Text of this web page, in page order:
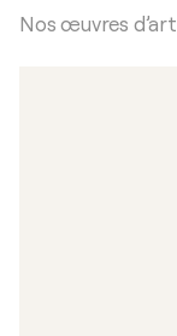
Nos œuvres